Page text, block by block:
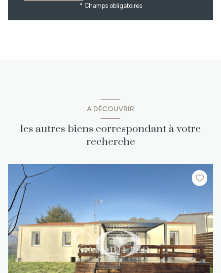
* Champs obligatoires
A DÉCOUVRIR
les autres biens correspondant à votre
recherche